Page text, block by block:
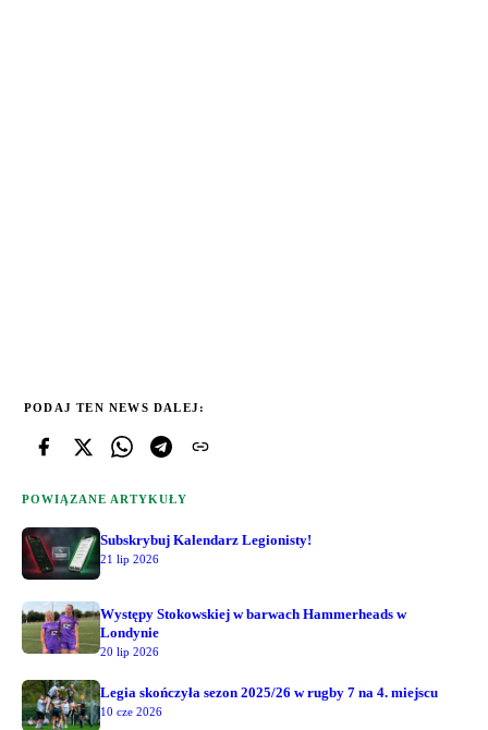
PODAJ TEN NEWS DALEJ:
POWIĄZANE ARTYKUŁY
Subskrybuj Kalendarz Legionisty!
21 lip 2026
Występy Stokowskiej w barwach Hammerheads w
Londynie
20 lip 2026
Legia skończyła sezon 2025/26 w rugby 7 na 4. miejscu
10 cze 2026